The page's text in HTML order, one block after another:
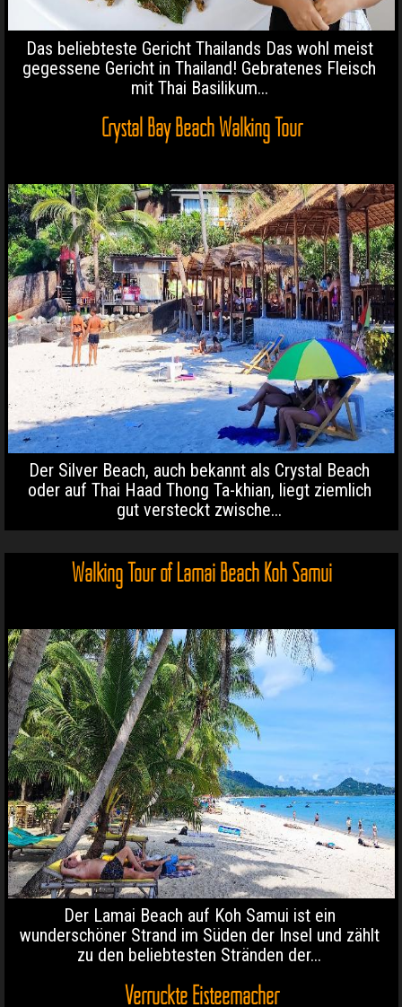
Das beliebteste Gericht Thailands Das wohl meist
gegessene Gericht in Thailand! Gebratenes Fleisch
mit Thai Basilikum...
Crystal Bay Beach Walking Tour
Der Silver Beach, auch bekannt als Crystal Beach
oder auf Thai Haad Thong Ta-khian, liegt ziemlich
gut versteckt zwische...
Walking Tour of Lamai Beach Koh Samui
Der Lamai Beach auf Koh Samui ist ein
wunderschöner Strand im Süden der Insel und zählt
zu den beliebtesten Stränden der...
Verrückte Eisteemacher